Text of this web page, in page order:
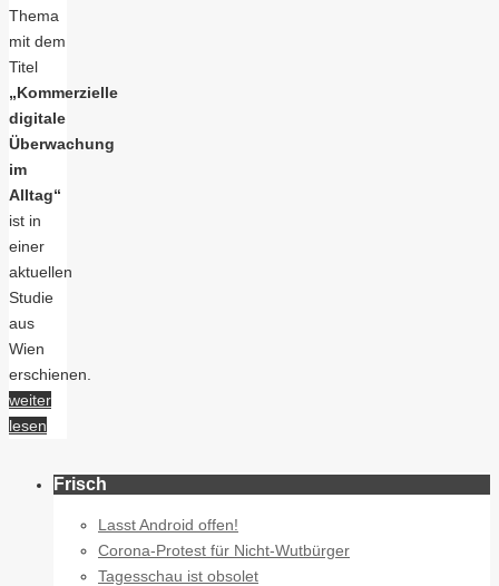
Thema
mit dem
Titel
„Kommerzielle
digitale
Überwachung
im
Alltag“
ist in
einer
aktuellen
Studie
aus
Wien
erschienen.
weiter
lesen
Frisch
Lasst Android offen!
Corona-Protest für Nicht-Wutbürger
Tagesschau ist obsolet